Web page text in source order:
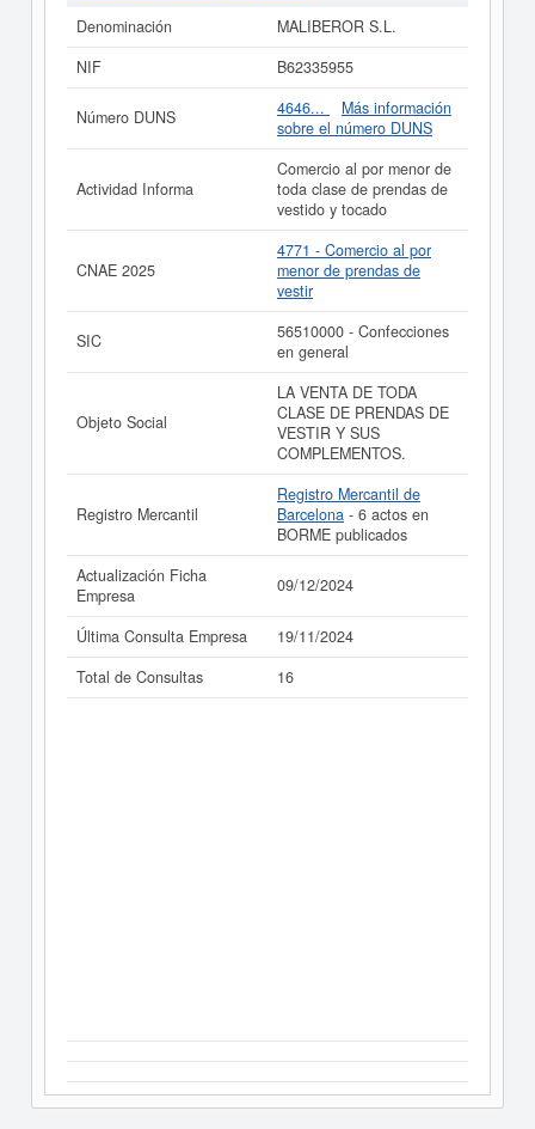
Dentro de la clasificación de numeración de empresas
El total de empleados de esta empresa es de 1. Esta
ha producido la última consulta. Para consultar las
subvenciones que la presente empresa puede solicitar lo
puede hacer en esta misma página. El patrimonio social
aproximado de esta compañía es de 3.100 a 60.000 €.
La compañíaMALIBEROR S.L.está inscrita en el
Registro Mercantil de Barcelona, y tiene publicados en
el BORME 6 actos.
Si está interesado en conocer más datos de la empresa
MALIBEROR S.L. puede
acceder inmediatamente a este
de MALIBEROR S.L. y consultar los
resultados de sus años de actividad, así como los
balances y cuentas de resultados disponibles.
La última actualización del informe de empresa se ha
realizado el 09/12/2024.
Denominación
MALIBEROR S.L.
NIF
B62335955
Número DUNS 4646...
Más información
sobre el número DUNS
Actividad Informa
Comercio al por menor de
toda clase de prendas de
vestido y tocado
CNAE 2025
4771 - Comercio al por
menor de prendas de
vestir
SIC
56510000 - Confecciones
en general
Objeto Social
LA VENTA DE TODA
CLASE DE PRENDAS DE
VESTIR Y SUS
COMPLEMENTOS.
Registro Mercantil
Registro Mercantil de
Barcelona - 6 actos en
BORME publicados
Actualización Ficha
Empresa
09/12/2024
Última Consulta Empresa
19/11/2024
Total de Consultas
16